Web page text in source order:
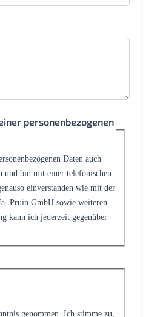
personenbezogenen
Daten auch
und bin mit einer telefonischen
einverstanden wie mit der
Pruin GmbH sowie weiteren
kann ich jederzeit gegenüber
genommen. Ich stimme zu,